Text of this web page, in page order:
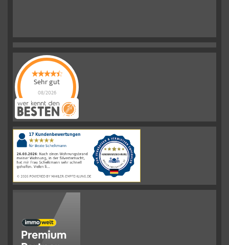
Sehr gut
08/2026
Schelkmann
Immobilienhat
|110Schelkmann
ImmobilienBewertungen
auf
werkenntdenBESTEN.de